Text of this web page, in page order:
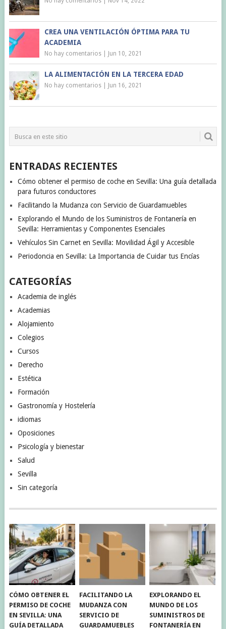
CREA UNA VENTILACIÓN ÓPTIMA PARA TU
ACADEMIA
No hay comentarios| Jun 10, 2021
LA ALIMENTACIÓN EN LA TERCERA EDAD
No hay comentarios| Jun 16, 2021
ENTRADAS RECIENTES
Cómo obtener el permiso de coche en Sevilla: Una guía detallada
para futuros conductores
Facilitando la Mudanza con Servicio de Guardamuebles
Explorando el Mundo de los Suministros de Fontanería en
Sevilla: Herramientas y Componentes Esenciales
Vehículos Sin Carnet en Sevilla: Movilidad Ágil y Accesible
Periodoncia en Sevilla: La Importancia de Cuidar tus Encías
CATEGORÍAS
Academia de inglés
Academias
Alojamiento
Colegios
Cursos
Derecho
Estética
Formación
Gastronomía y Hostelería
idiomas
Oposiciones
Psicología y bienestar
Salud
Sevilla
Sin categoría
CÓMO OBTENER EL
PERMISO DE COCHE
EN SEVILLA: UNA
GUÍA DETALLADA
FACILITANDO LA
MUDANZA CON
SERVICIO DE
GUARDAMUEBLES
EXPLORANDO EL
MUNDO DE LOS
SUMINISTROS DE
FONTANERÍA EN